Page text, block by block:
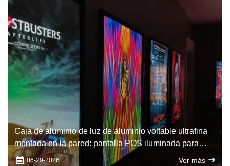
Caja de aluminio de luz de aluminio voltable ultrafina
montada en la pared: pantalla POS iluminada para
restaurantes y cafeterías
06-29-2026 Ver más